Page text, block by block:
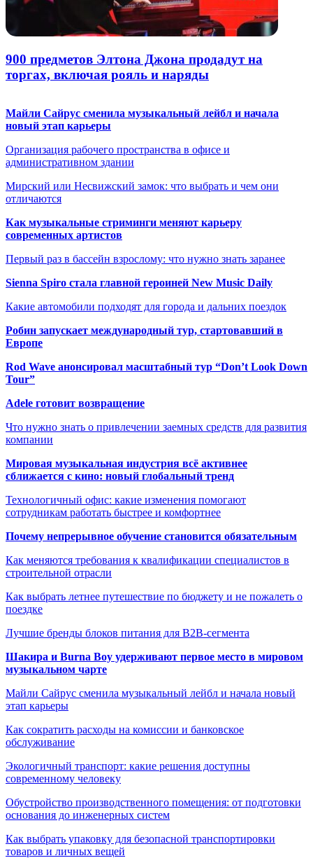
900 предметов Элтона Джона продадут на
торгах, включая рояль и наряды
Майли Сайрус сменила музыкальный лейбл и начала
новый этап карьеры
Организация рабочего пространства в офисе и
административном здании
Мирский или Несвижский замок: что выбрать и чем они
отличаются
Как музыкальные стриминги меняют карьеру
современных артистов
Первый раз в бассейн взрослому: что нужно знать заранее
Sienna Spiro стала главной героиней New Music Daily
Какие автомобили подходят для города и дальних поездок
Робин запускает международный тур, стартовавший в
Европе
Rod Wave анонсировал масштабный тур “Don’t Look Down
Tour”
Adele готовит возвращение
Что нужно знать о привлечении заемных средств для развития
компании
Мировая музыкальная индустрия всё активнее
сближается с кино: новый глобальный тренд
Технологичный офис: какие изменения помогают
сотрудникам работать быстрее и комфортнее
Почему непрерывное обучение становится обязательным
Как меняются требования к квалификации специалистов в
строительной отрасли
Как выбрать летнее путешествие по бюджету и не пожалеть о
поездке
Лучшие бренды блоков питания для B2B-сегмента
Шакира и Burna Boy удерживают первое место в мировом
музыкальном чарте
Майли Сайрус сменила музыкальный лейбл и начала новый
этап карьеры
Как сократить расходы на комиссии и банковское
обслуживание
Экологичный транспорт: какие решения доступны
современному человеку
Обустройство производственного помещения: от подготовки
основания до инженерных систем
Как выбрать упаковку для безопасной транспортировки
товаров и личных вещей